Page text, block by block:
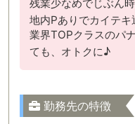
残業少なめでじぶん
地内Pありでカイテ
業界TOPクラスのパ
ても、オトクに♪
勤務先の特徴